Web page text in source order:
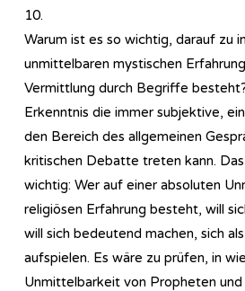
10.
Warum ist es so wichtig, darauf zu
unmittelbaren mystischen
Vermittlung durch Begriffe
Erkenntnis die immer subjektive,
den Bereich des allgemeinen
kritischen Debatte treten kann.
wichtig: Wer auf einer absoluten
religiösen Erfahrung besteht, will
will sich bedeutend machen, sich
aufspielen. Es wäre zu prüfen, in
Unmittelbarkeit von Propheten